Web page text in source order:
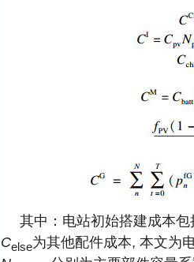
其中：电站初始搭建成本
Celse为其他配件成本, 本文为